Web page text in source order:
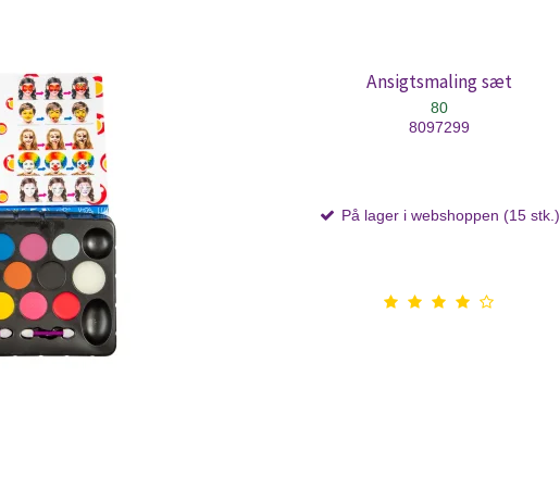
Ansigtsmaling sæt
80
8097299
På lager i webshoppen (15 stk.)